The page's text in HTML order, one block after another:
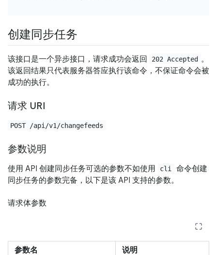
创建同步任务
该接口是一个异步接口，请求成功会返回 202 Accepted
。
该返回结果只代表服务器答应执行该命令，不保证命令会被
成功的执行。
请求 URI
POST /api/v1/changefeeds
参数说明
使用 API 创建同步任务可选的参数不如使用 cli
命令创建
同步任务的参数完备，以下是该 API 支持的参数。
请求体参数
参数名 说明